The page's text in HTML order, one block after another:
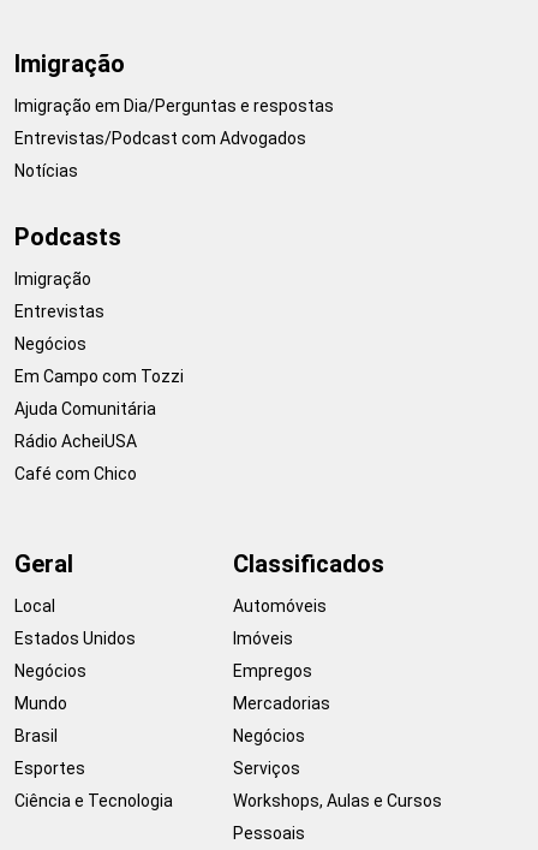
Imigração
Imigração em Dia/Perguntas e respostas
Entrevistas/Podcast com Advogados
Notícias
Podcasts
Imigração
Entrevistas
Negócios
Em Campo com Tozzi
Ajuda Comunitária
Rádio AcheiUSA
Café com Chico
Geral
Local
Estados Unidos
Negócios
Mundo
Brasil
Esportes
Ciência e Tecnologia
Classificados
Automóveis
Imóveis
Empregos
Mercadorias
Negócios
Serviços
Workshops, Aulas e Cursos
Pessoais